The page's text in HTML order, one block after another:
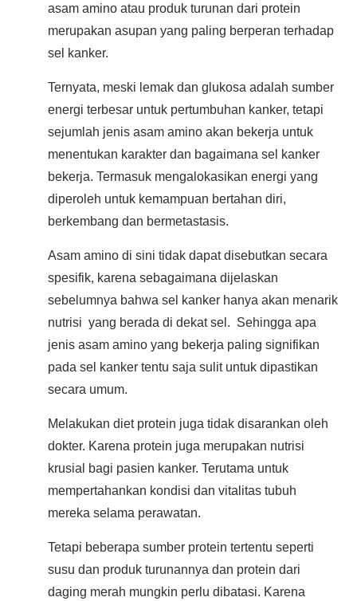
asam amino atau produk turunan dari protein
merupakan asupan yang paling berperan terhadap
sel kanker.
Ternyata, meski lemak dan glukosa adalah sumber
energi terbesar untuk pertumbuhan kanker, tetapi
sejumlah jenis asam amino akan bekerja untuk
menentukan karakter dan bagaimana sel kanker
bekerja. Termasuk mengalokasikan energi yang
diperoleh untuk kemampuan bertahan diri,
berkembang dan bermetastasis.
Asam amino di sini tidak dapat disebutkan secara
spesifik, karena sebagaimana dijelaskan
sebelumnya bahwa sel kanker hanya akan menarik
nutrisi yang berada di dekat sel. Sehingga apa
jenis asam amino yang bekerja paling signifikan
pada sel kanker tentu saja sulit untuk dipastikan
secara umum.
Melakukan diet protein juga tidak disarankan oleh
dokter. Karena protein juga merupakan nutrisi
krusial bagi pasien kanker. Terutama untuk
mempertahankan kondisi dan vitalitas tubuh
mereka selama perawatan.
Tetapi beberapa sumber protein tertentu seperti
susu dan produk turunannya dan protein dari
daging merah mungkin perlu dibatasi. Karena